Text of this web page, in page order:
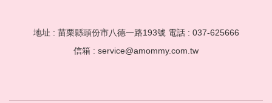
地址 : 苗栗縣頭份市八德一路193號 電話 : 037-625666
信箱 : service@amommy.com.tw